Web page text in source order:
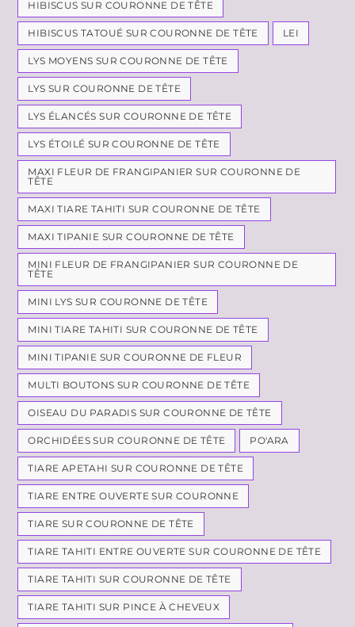
HIBISCUS SUR COURONNE DE TÊTE
HIBISCUS TATOUÉ SUR COURONNE DE TÊTE LEI
LYS MOYENS SUR COURONNE DE TÊTE
LYS SUR COURONNE DE TÊTE
LYS ÉLANCÉS SUR COURONNE DE TÊTE
LYS ÉTOILÉ SUR COURONNE DE TÊTE
MAXI FLEUR DE FRANGIPANIER SUR COURONNE DE
TÊTE
MAXI TIARE TAHITI SUR COURONNE DE TÊTE
MAXI TIPANIE SUR COURONNE DE TÊTE
MINI FLEUR DE FRANGIPANIER SUR COURONNE DE
TÊTE
MINI LYS SUR COURONNE DE TÊTE
MINI TIARE TAHITI SUR COURONNE DE TÊTE
MINI TIPANIE SUR COURONNE DE FLEUR
MULTI BOUTONS SUR COURONNE DE TÊTE
OISEAU DU PARADIS SUR COURONNE DE TÊTE
ORCHIDÉES SUR COURONNE DE TÊTE PO'ARA
TIARE APETAHI SUR COURONNE DE TÊTE
TIARE ENTRE OUVERTE SUR COURONNE
TIARE SUR COURONNE DE TÊTE
TIARE TAHITI ENTRE OUVERTE SUR COURONNE DE TÊTE
TIARE TAHITI SUR COURONNE DE TÊTE
TIARE TAHITI SUR PINCE À CHEVEUX